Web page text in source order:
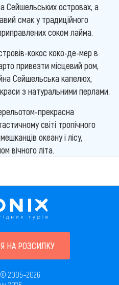
Сейшельських островах, а
смак у традиційного
соком лайма.
кокос коко-де-мер в
привезти місцевий ром,
Сейшельська капелюх,
з натуральними перлами.
прекрасна
світі тропічного
океану і лісу,
вічного літа.
НА РОЗСИЛКУ
2005–2026